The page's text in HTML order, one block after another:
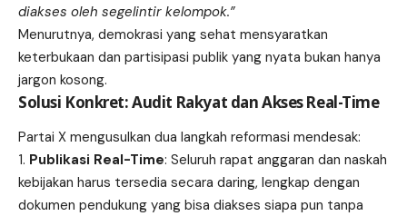
diakses oleh segelintir kelompok.”
Menurutnya, demokrasi yang sehat mensyaratkan
keterbukaan dan partisipasi publik yang nyata bukan hanya
jargon kosong.
Solusi Konkret: Audit Rakyat dan Akses Real-Time
Partai X mengusulkan dua langkah reformasi mendesak:
Publikasi Real-Time: Seluruh rapat anggaran dan naskah
kebijakan harus tersedia secara daring, lengkap dengan
dokumen pendukung yang bisa diakses siapa pun tanpa